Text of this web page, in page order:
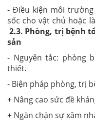
- Điều kiện môi
sốc cho vật chủ hoặc
2.3. Phòng, trị bệnh
sản
- Nguyên tắc: phòng
thiết.
- Biện pháp phòng, trị
+ Nâng cao sức đề
+ Ngăn chặn sự xâm